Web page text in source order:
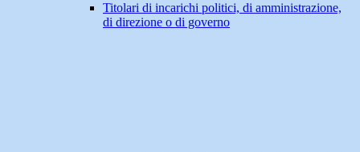
Titolari di incarichi politici, di amministrazione,
di direzione o di governo